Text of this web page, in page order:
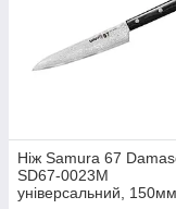
Ніж Samura 67
SD67-0023M
універсальний, 150мм